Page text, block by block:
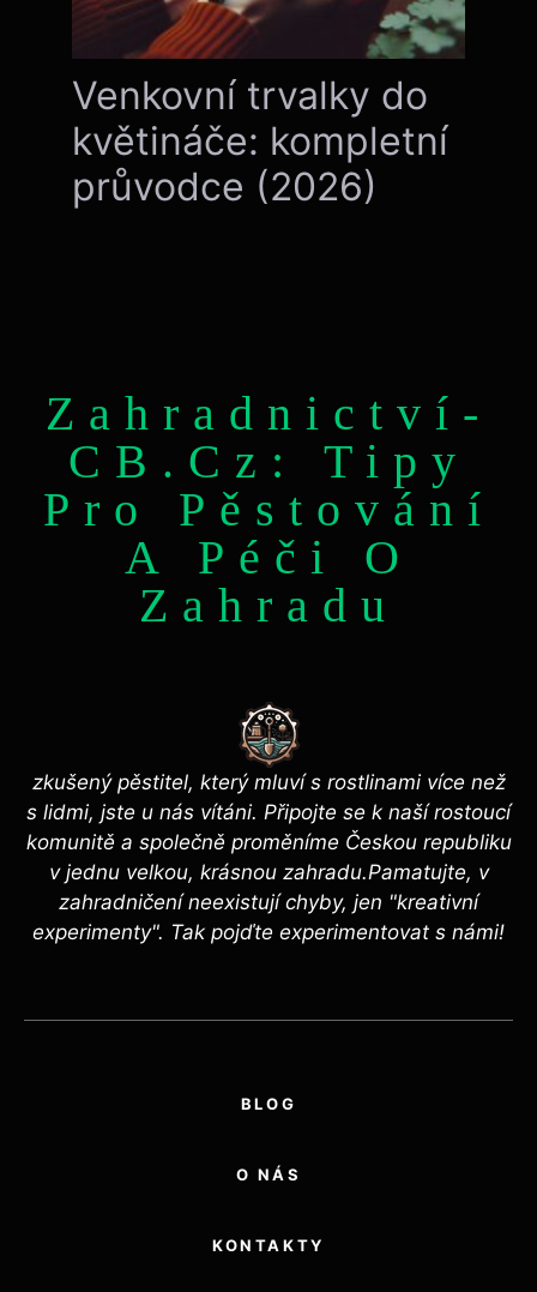
Venkovní trvalky do
květináče: kompletní
průvodce (2026)
Zahradnictví-
CB.cz: Tipy
Pro Pěstování
A Péči O
Zahradu
zkušený pěstitel, který mluví s rostlinami více než
s lidmi, jste u nás vítáni. Připojte se k naší rostoucí
komunitě a společně proměníme Českou republiku
v jednu velkou, krásnou zahradu.Pamatujte, v
zahradničení neexistují chyby, jen "kreativní
experimenty". Tak pojďte experimentovat s námi!
BLOG
O NÁS
KONTAKTY